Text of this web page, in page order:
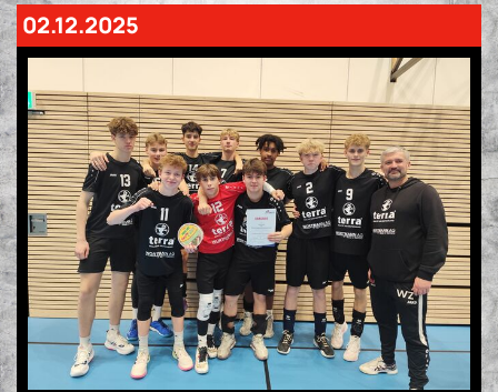
02.12.2025